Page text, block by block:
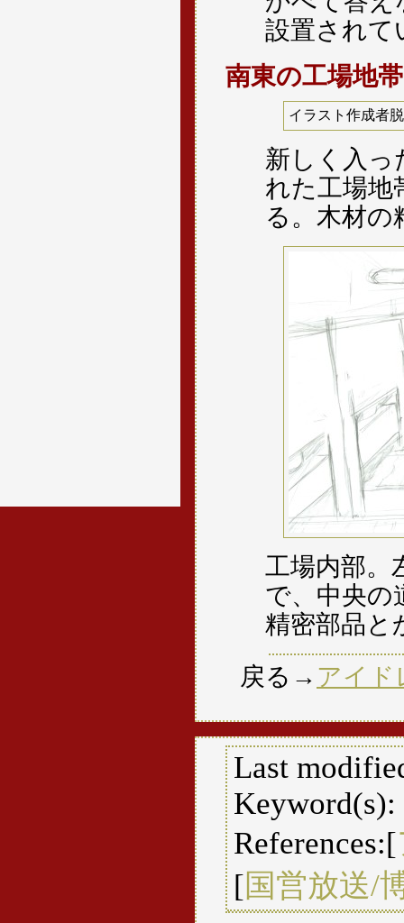
設置されて
南東の工場地帯
イラスト作成者
新しく入っ
れた工場地
る。木材
工場内部。
で、中央の
精密部品と
戻る→ アイド
Last
Keyword(s):
References:[
[国営放送/